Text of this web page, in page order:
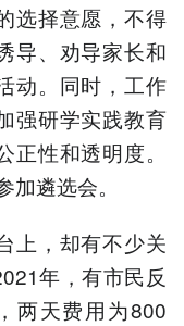
选择意愿，不得
导、劝导家长和
动。同时，工作
强研学实践教育
性和透明度。
遴选会。
上，却有不少关
年，有市民反
两天费用为800